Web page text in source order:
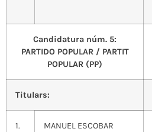
Candidatura núm. 5:
PARTIDO POPULAR / PARTIT
POPULAR (PP)
Titulars:
1.
MANUEL ESCOBAR